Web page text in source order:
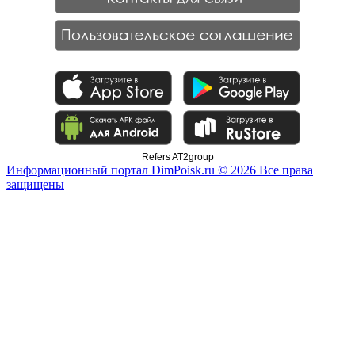
Refers AT2group
Информационный портал DimPoisk.ru © 2026 Все права
защищены